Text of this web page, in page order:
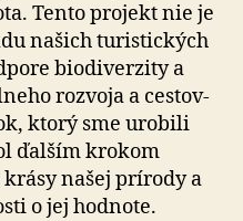
Tento projekt nie je
našich turistických
bio­di­ver­zity a
rozvoja a cestov­
ktorý sme urobili
ďalším krokom
našej prírody a
o jej hodnote.